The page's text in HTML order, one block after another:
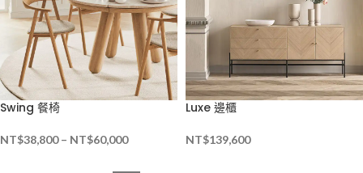
Swing 餐椅
NT$38,800 – NT$60,000
Luxe 邊櫃
NT$139,600